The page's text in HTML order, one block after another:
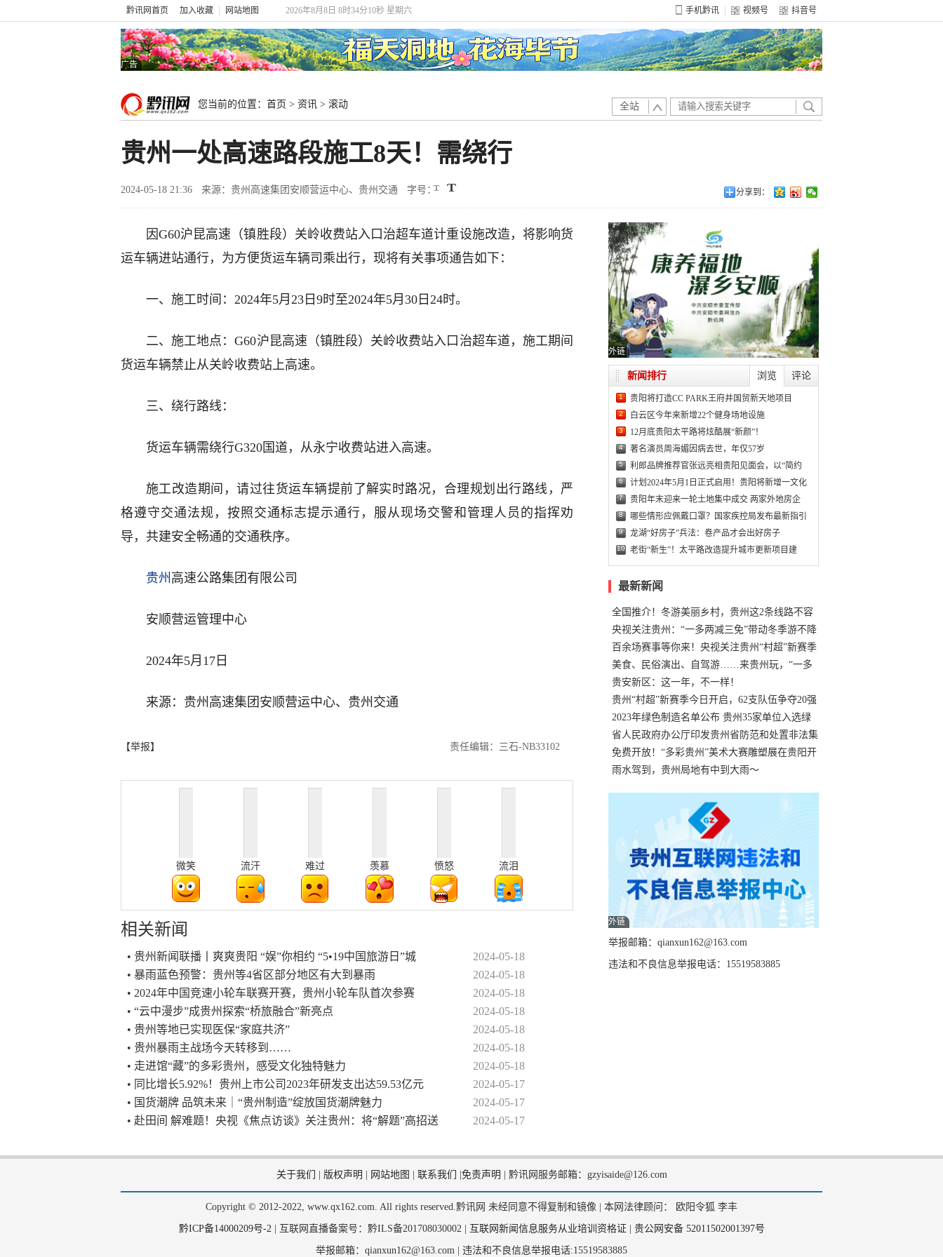
黔讯网首页 加入收藏 网站地图 2026年8月8日 8时34分11秒 星期六 手机黔讯 视频号 抖音号
广告
您当前的位置： 首页 > 资讯 > 滚动 全站
贵州一处高速路段施工8天！需绕行
2024-05-18 21:36 来源：贵州高速集团安顺营运中心、贵州交通 字号： 分享到：
因G60沪昆高速（镇胜段）关岭收费站入口治超车道计重设施改造，将影响货
运车辆进站通行，为方便货运车辆司乘出行，现将有关事项通告如下：
一、施工时间：2024年5月23日9时至2024年5月30日24时。
二、施工地点：G60沪昆高速（镇胜段）关岭收费站入口治超车道，施工期间
货运车辆禁止从关岭收费站上高速。
三、绕行路线：
货运车辆需绕行G320国道，从永宁收费站进入高速。
施工改造期间，请过往货运车辆提前了解实时路况，合理规划出行路线，严
格遵守交通法规，按照交通标志提示通行，服从现场交警和管理人员的指挥劝
导，共建安全畅通的交通秩序。
贵州 高速公路集团有限公司
安顺营运管理中心
2024年5月17日
来源：贵州高速集团安顺营运中心、贵州交通
【举报】 责任编辑：三石-NB33102
微笑 流汗 难过 羡慕 愤怒 流泪
相关新闻
• 贵州新闻联播丨爽爽贵阳 “娱”你相约 “5•19中国旅游日”城
2024-05-18
• 暴雨蓝色预警：贵州等4省区部分地区有大到暴雨
2024-05-18
• 2024年中国竞速小轮车联赛开赛，贵州小轮车队首次参赛
2024-05-18
• “云中漫步”成贵州探索“桥旅融合”新亮点
2024-05-18
• 贵州等地已实现医保“家庭共济”
2024-05-18
• 贵州暴雨主战场今天转移到……
2024-05-18
• 走进馆“藏”的多彩贵州，感受文化独特魅力
2024-05-18
• 同比增长5.92%！贵州上市公司2023年研发支出达59.53亿元
2024-05-17
• 国货潮牌 品筑未来｜“贵州制造”绽放国货潮牌魅力
2024-05-17
• 赴田间 解难题！央视《焦点访谈》关注贵州：将“解题”高招送
2024-05-17
外链
浏览 评论
新闻排行
1 贵阳将打造CC PARK王府井国贸新天地项目
2 白云区今年来新增22个健身场地设施
3 12月底贵阳太平路将炫酷展“新颜”！
4 著名演员周海媚因病去世，年仅57岁
5 利郎品牌推荐官张远亮相贵阳见面会，以“简约
6 计划2024年5月1日正式启用！贵阳将新增一文化
7 贵阳年末迎来一轮土地集中成交 两家外地房企
8 哪些情形应佩戴口罩？国家疾控局发布最新指引
9 龙湖“好房子”兵法：卷产品才会出好房子
10 老街“新生”！太平路改造提升城市更新项目建
最新新闻
全国推介！冬游美丽乡村，贵州这2条线路不容
错过
央视关注贵州：“一多两减三免”带动冬季游不降
温
百余场赛事等你来！央视关注贵州“村超”新赛季
正式“打响”
美食、民俗演出、自驾游……来贵州玩，“一多
两减三免”！
贵安新区：这一年，不一样！
贵州“村超”新赛季今日开启，62支队伍争夺20强
名额
2023年绿色制造名单公布 贵州35家单位入选绿
色工厂
省人民政府办公厅印发贵州省防范和处置非法集
资工作实施细则
免费开放！“多彩贵州”美术大赛雕塑展在贵阳开
展，持续至1月19日
雨水驾到，贵州局地有中到大雨～
外链
举报邮箱：qianxun162@163.com
违法和不良信息举报电话：15519583885
关于我们 版权声明 网站地图 联系我们 免责声明 黔讯网服务邮箱：gzyisaide@126.com
Copyright © 2012-2022, www.qx162.com. All rights reserved.黔讯网 未经同意不得复制和镜像 | 本网法律顾问： 欧阳令狐 李丰
黔ICP备14000209号-2| 互联网直播备案号：黔ILS备201708030002 | 互联网新闻信息服务从业培训资格证 贵公网安备 52011502001397号
举报邮箱：qianxun162@163.com | 违法和不良信息举报电话:15519583885